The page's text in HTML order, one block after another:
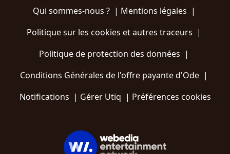
Qui sommes-nous ?| Mentions légales |
Politique sur les cookies et autres traceurs |
Politique de protection des données |
Conditions Générales de l'offre payante d'Ode |
Notifications | Gérer Utiq | Préférences cookies